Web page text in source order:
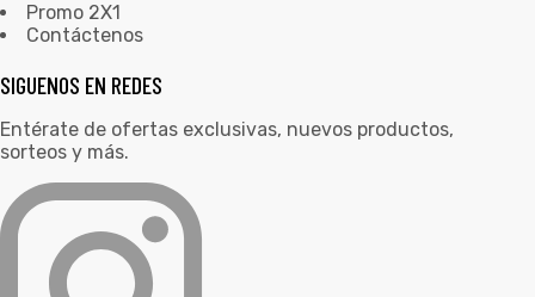
Promo 2X1
Contáctenos
SIGUENOS EN REDES
Entérate de ofertas exclusivas, nuevos productos,
sorteos y más.